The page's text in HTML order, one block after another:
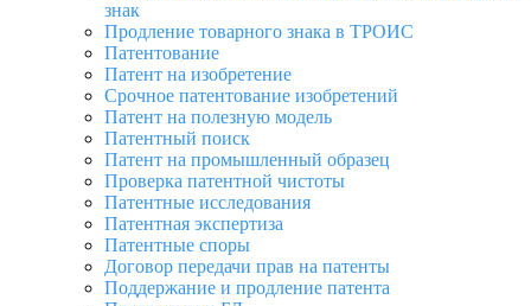
знак
Продление товарного знака в ТРОИС
Патентование
Патент на изобретение
Срочное патентование изобретений
Патент на полезную модель
Патентный поиск
Патент на промышленный образец
Проверка патентной чистоты
Патентные исследования
Патентная экспертиза
Патентные споры
Договор передачи прав на патенты
Поддержание и продление патента